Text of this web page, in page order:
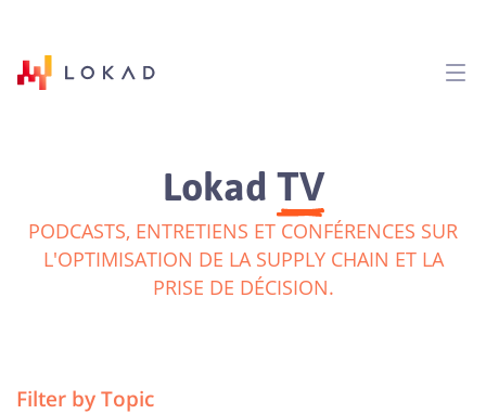
Lokad TV
PODCASTS, ENTRETIENS ET CONFÉRENCES SUR
L'OPTIMISATION DE LA SUPPLY CHAIN ET LA
PRISE DE DÉCISION.
Filter by Topic